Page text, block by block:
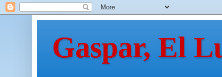
Gaspar, El